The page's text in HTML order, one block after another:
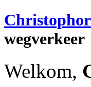
wegverkeer
Welkom,